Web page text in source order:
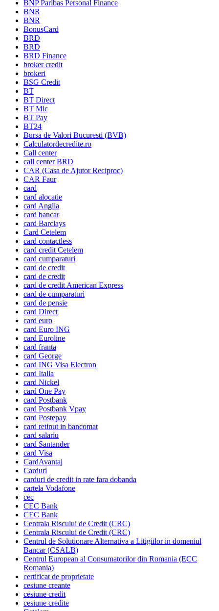
BNP Paribas Personal Finance
BNR
BNR
BonusCard
BRD
BRD
BRD Finance
broker credit
brokeri
BSG Credit
BT
BT Direct
BT Mic
BT Pay
BT24
Bursa de Valori Bucuresti (BVB)
Calculatordecredite.ro
Call center
call center BRD
CAR (Casa de Ajutor Reciproc)
CAR Faur
card
card alocatie
card Anglia
card bancar
card Barclays
Card Cetelem
card contactless
card credit Cetelem
card cumparaturi
card de credit
card de credit
card de credit American Express
card de cumparaturi
card de pensie
card Direct
card euro
card Euro ING
card Euroline
card franta
card George
card ING Visa Electron
card Italia
card Nickel
card One Pay
card Postbank
card Postbank Vpay
card Postepay
card retinut in bancomat
card salariu
card Santander
card Visa
CardAvantaj
Carduri
carduri de credit in rate fara dobanda
cartela Vodafone
cec
CEC Bank
CEC Bank
Centrala Riscului de Credit (CRC)
Centrala Riscului de Credit (CRC)
Centrul de Solutionare Alternativa a Litigiilor in domeniul
Bancar (CSALB)
Centrul European al Consumatorilor din Romania (ECC
Romania)
certificat de proprietate
cesiune creante
cesiune credit
cesiune credite